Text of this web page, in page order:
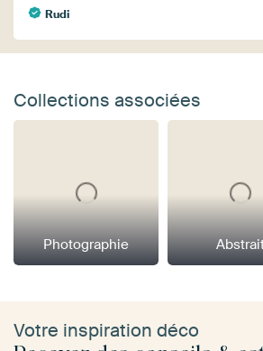
Rudi
Collections associées
Photographie
Votre inspiration déco